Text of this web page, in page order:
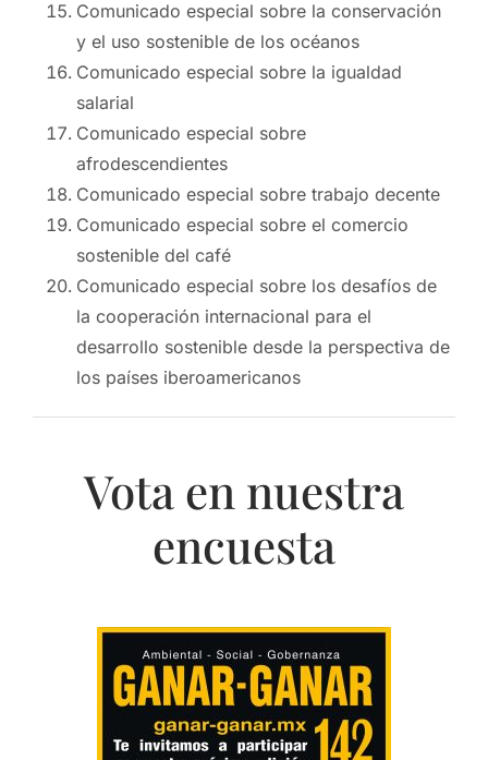
Comunicado especial sobre la conservación
y el uso sostenible de los océanos
Comunicado especial sobre la igualdad
salarial
Comunicado especial sobre
afrodescendientes
Comunicado especial sobre trabajo decente
Comunicado especial sobre el comercio
sostenible del café
Comunicado especial sobre los desafíos de
la cooperación internacional para el
desarrollo sostenible desde la perspectiva de
los países iberoamericanos
Vota en nuestra
encuesta